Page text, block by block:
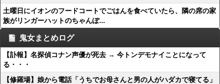
土曜日にイオンのフードコートでごはんを食べていたら、隣の席の家
族がリンガーハットのちゃんぽ...
鬼女まとめログ
【訃報】名探偵コナン声優が死去 → 今トンデモナイことになって
る・・・
【修羅場】娘から電話「うちでお母さんと男の人がハダカで寝てる」